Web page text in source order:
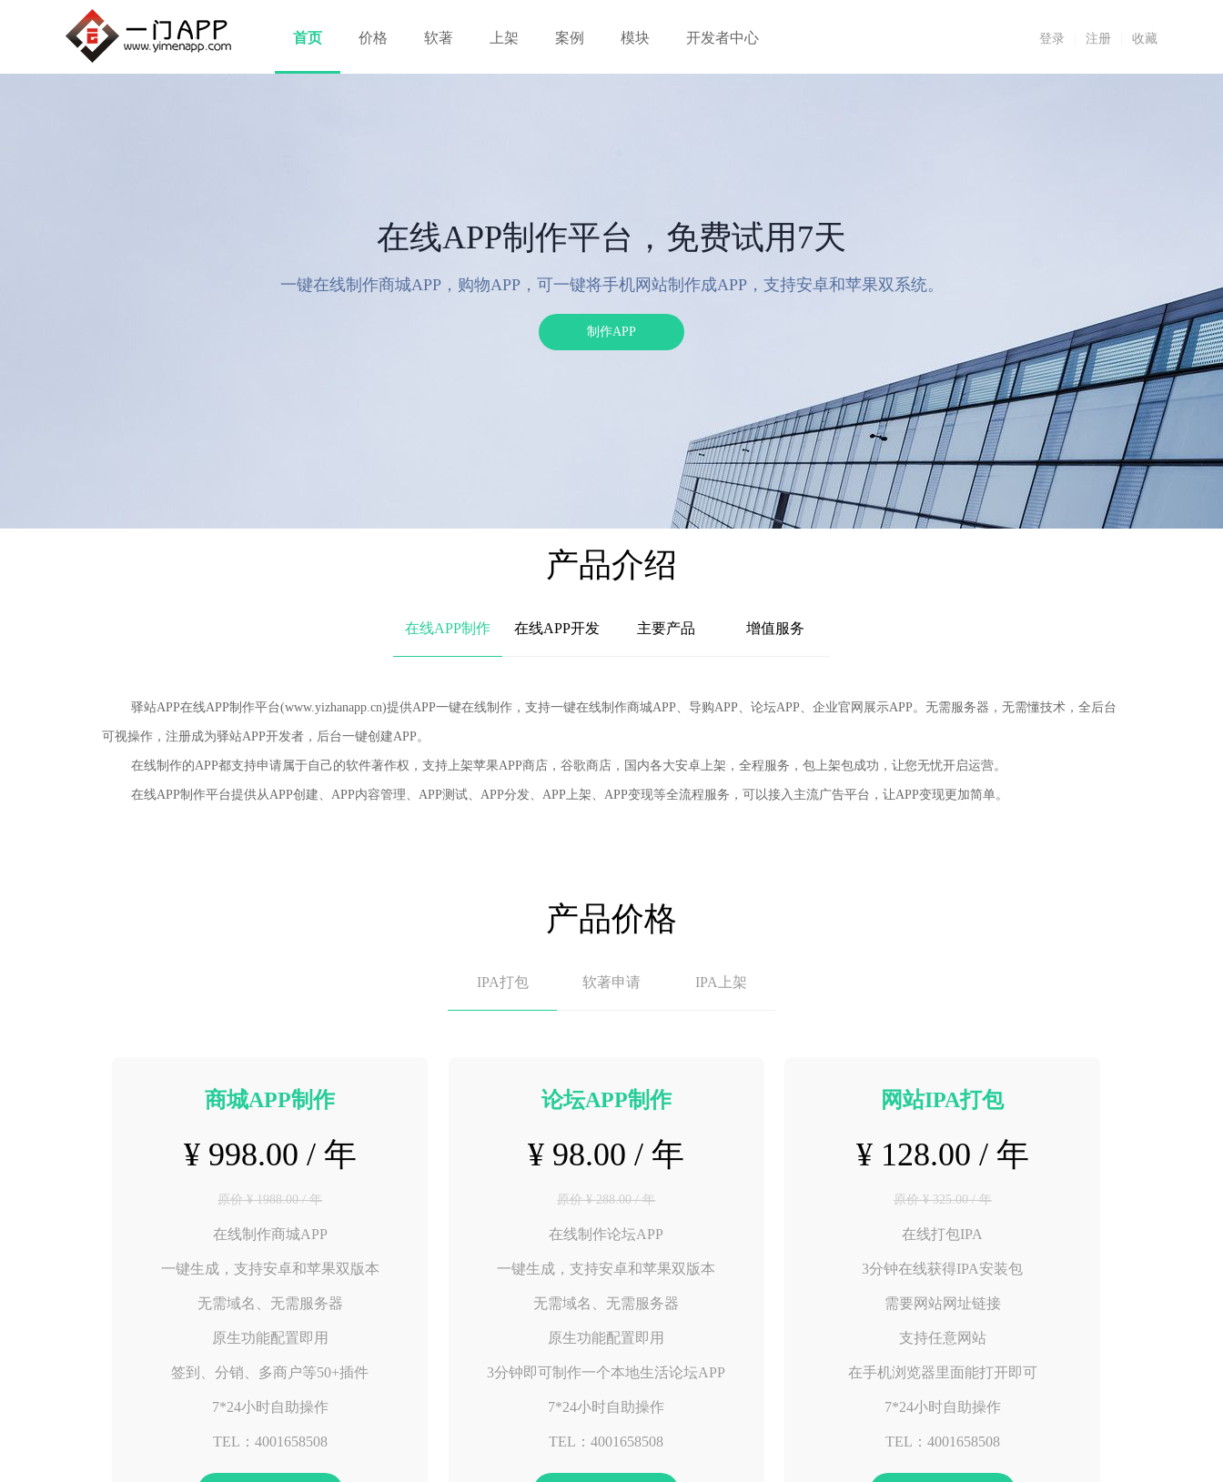
登录 注册 收藏
首页 价格 软著 上架 案例 模块 开发者中心
在线APP制作平台，免费试用7天
一键在线制作商城APP，购物APP，可一键将手机网站制作成APP，支持安卓和苹果双系统。
制作APP
产品介绍
在线APP制作 在线APP开发 主要产品 增值服务
驿站APP在线APP制作平台(www.yizhanapp.cn)提供APP一键在线制作，支持一键在线制作商城APP、导购APP、论坛APP、企业官网展示APP。无需服务器，无需懂技术，全后台
可视操作，注册成为驿站APP开发者，后台一键创建APP。
在线制作的APP都支持申请属于自己的软件著作权，支持上架苹果APP商店，谷歌商店，国内各大安卓上架，全程服务，包上架包成功，让您无忧开启运营。
在线APP制作平台提供从APP创建、APP内容管理、APP测试、APP分发、APP上架、APP变现等全流程服务，可以接入主流广告平台，让APP变现更加简单。
产品价格
IPA打包 软著申请 IPA上架
商城APP制作
¥ 998.00 / 年
原价 ¥ 1988.00 / 年
在线制作商城APP
一键生成，支持安卓和苹果双版本
无需域名、无需服务器
原生功能配置即用
签到、分销、多商户等50+插件
7*24小时自助操作
TEL：4001658508
论坛APP制作
¥ 98.00 / 年
原价 ¥ 288.00 / 年
在线制作论坛APP
一键生成，支持安卓和苹果双版本
无需域名、无需服务器
原生功能配置即用
3分钟即可制作一个本地生活论坛APP
7*24小时自助操作
TEL：4001658508
网站IPA打包
¥ 128.00 / 年
原价 ¥ 325.00 / 年
在线打包IPA
3分钟在线获得IPA安装包
需要网站网址链接
支持任意网站
在手机浏览器里面能打开即可
7*24小时自助操作
TEL：4001658508